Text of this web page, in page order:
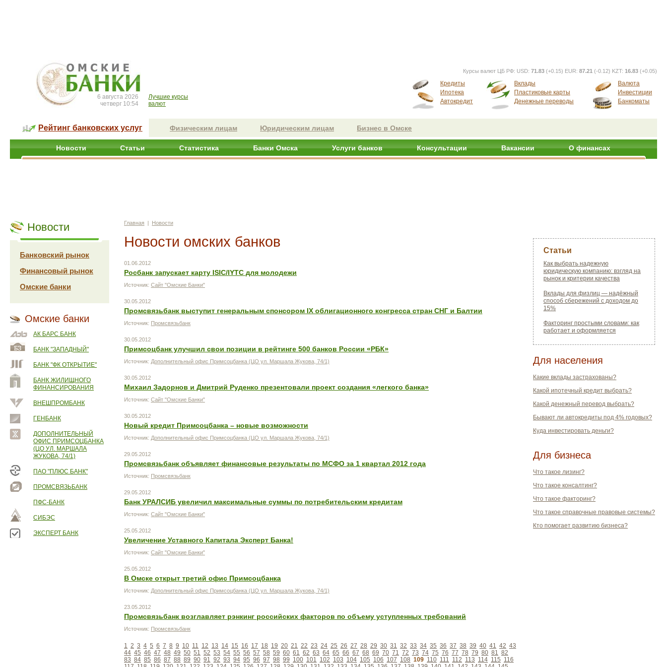
6 августа 2026
четверг 10:54
Лучшие курсы
валют
Курсы валют ЦБ РФ: USD: 71.83 (+0.15) EUR: 87.21 (-0.12) KZT: 16.83 (+0.05)
Кредиты
Ипотека
Автокредит
Вклады
Пластиковые карты
Денежные переводы
Валюта
Инвестиции
Банкоматы
Рейтинг банковских услуг Физическим лицам Юридическим лицам Бизнес в Омске
Новости Статьи Статистика Банки Омска Услуги банков Консультации Вакансии О финансах
Новости
Банковский рынок
Финансовый рынок
Омские банки
Омские банки
АК БАРС БАНК
БАНК "ЗАПАДНЫЙ"
БАНК "ФК ОТКРЫТИЕ"
БАНК ЖИЛИЩНОГО
ФИНАНСИРОВАНИЯ
ВНЕШПРОМБАНК
ГЕНБАНК
ДОПОЛНИТЕЛЬНЫЙ
ОФИС ПРИМСОЦБАНКА
(ЦО УЛ. МАРШАЛА
ЖУКОВА, 74/1)
ПАО "ПЛЮС БАНК"
ПРОМСВЯЗЬБАНК
ПФС-БАНК
СИБЭС
ЭКСПЕРТ БАНК
Главная | Новости
Новости омских банков
01.06.2012
Росбанк запускает карту ISIC/IYTC для молодежи
Источник: Сайт "Омские Банки"
30.05.2012
Промсвязьбанк выступит генеральным спонсором IX облигационного конгресса стран СНГ и Балтии
Источник: Промсвязьбанк
30.05.2012
Примсоцбанк улучшил свои позиции в рейтинге 500 банков России «РБК»
Источник: Дополнительный офис Примсоцбанка (ЦО ул. Маршала Жукова, 74/1)
30.05.2012
Михаил Задорнов и Дмитрий Руденко презентовали проект создания «легкого банка»
Источник: Сайт "Омские Банки"
30.05.2012
Новый кредит Примсоцбанка – новые возможности
Источник: Дополнительный офис Примсоцбанка (ЦО ул. Маршала Жукова, 74/1)
29.05.2012
Промсвязьбанк объявляет финансовые результаты по МСФО за 1 квартал 2012 года
Источник: Промсвязьбанк
29.05.2012
Банк УРАЛСИБ увеличил максимальные суммы по потребительским кредитам
Источник: Сайт "Омские Банки"
25.05.2012
Увеличение Уставного Капитала Эксперт Банка!
Источник: Сайт "Омские Банки"
25.05.2012
В Омске открыт третий офис Примсоцбанка
Источник: Дополнительный офис Примсоцбанка (ЦО ул. Маршала Жукова, 74/1)
23.05.2012
Промсвязьбанк возглавляет рэнкинг российских факторов по объему уступленных требований
Источник: Промсвязьбанк
1 2 3 4 5 6 7 8 9 10 11 12 13 14 15 16 17 18 19 20 21 22 23 24 25 26 27 28 29 30 31 32 33 34 35 36 37 38 39 40 41 42 43
44 45 46 47 48 49 50 51 52 53 54 55 56 57 58 59 60 61 62 63 64 65 66 67 68 69 70 71 72 73 74 75 76 77 78 79 80 81 82
83 84 85 86 87 88 89 90 91 92 93 94 95 96 97 98 99 100 101 102 103 104 105 106 107 108 109 110 111 112 113 114 115 116
Статьи
Как выбрать надежную
юридическую компанию: взгляд на
рынок и критерии качества
Вклады для физлиц — надёжный
способ сбережений с доходом до
15%
Факторинг простыми словами: как
работает и оформляется
Для населения
Какие вклады застрахованы?
Какой ипотечный кредит выбрать?
Какой денежный перевод выбрать?
Бывают ли автокредиты под 4% годовых?
Куда инвестировать деньги?
Для бизнеса
Что такое лизинг?
Что такое консалтинг?
Что такое факторинг?
Что такое справочные правовые системы?
Кто помогает развитию бизнеса?